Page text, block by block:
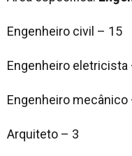
Engenheiro civil – 15
Engenheiro eletricista
Engenheiro mecânico
Arquiteto – 3